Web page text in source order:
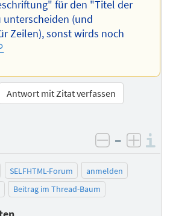
für den "Titel der
(und
Zeilen), sonst wirds noch
Antwort mit Zitat verfassen
negativ
–
SELFHTML-Forum
anmelden
Beitrag im Thread-Baum